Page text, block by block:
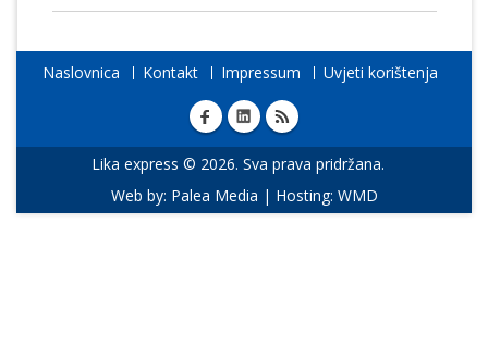
Naslovnica Kontakt Impressum Uvjeti korištenja
Lika express © 2026. Sva prava pridržana.
Web by: Palea Media | Hosting: WMD